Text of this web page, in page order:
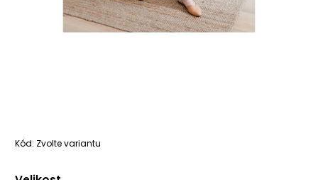
Kód: Zvolte variantu